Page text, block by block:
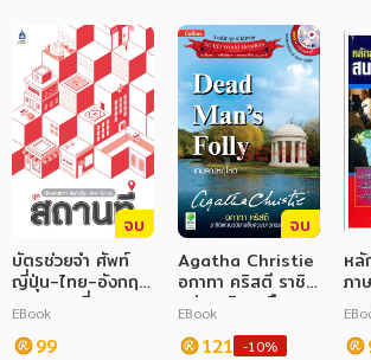
การพัฒนาตนเอง
ความรู้ทั่วไป
การ์ตูนความรู้ การ์ตูน
การ์ตูนมังงะ (Manga)
สำหรับนักเรียน นักศึกษา และบุคคลทั่วไป ที่อยา
จบ
บัตรช่วยจำ ศัพท์
ญี่ปุ่น-ไทย-อังกฤษ
ชุด สถานที่
EBook
99
จบ
Agatha Christie
อกาทา คริสตี ราชินี
แห่งนวนิยายสืบสวน
ฆาตกรรม : Dead
Man's Folly เกม
EBook
121 -10%
หลั
ภา